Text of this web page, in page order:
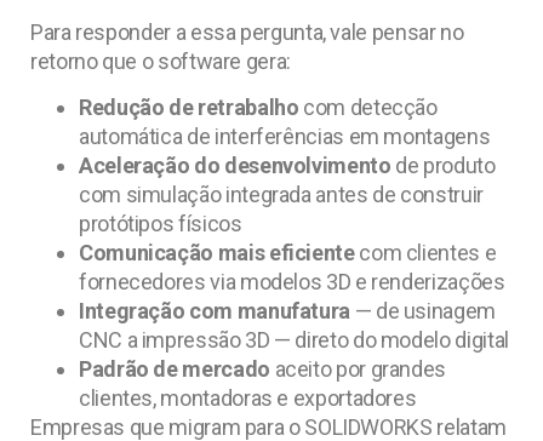
Para responder a essa pergunta, vale pensar no
retorno que o software gera:
Redução de retrabalho com detecção
automática de interferências em montagens
Aceleração do desenvolvimento de produto
com simulação integrada antes de construir
protótipos físicos
Comunicação mais eficientecom clientes e
fornecedores via modelos 3D e renderizações
Integração com manufatura — de usinagem
CNC a impressão 3D — direto do modelo digital
Padrão de mercado aceito por grandes
clientes, montadoras e exportadores
Empresas que migram para o SOLIDWORKS relatam